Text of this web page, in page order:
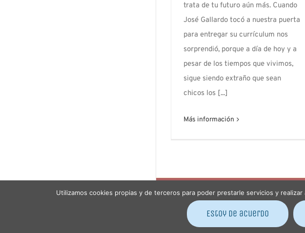
trata de tu futuro aún más. Cuando
José Gallardo tocó a nuestra puerta
para entregar su currículum nos
sorprendió, porque a día de hoy y a
pesar de los tiempos que vivimos,
sigue siendo extraño que sean
chicos los [...]
Más información
© Copyright 2012 - 2026 Con C de
reservados
Utilizamos cookies propias y de terceros para poder prestarle servicios y
Estoy de acuerdo